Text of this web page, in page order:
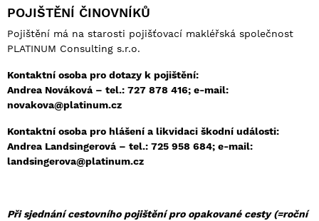
POJIŠTĚNÍ ČINOVNÍKŮ
Pojištění má na starosti pojišťovací makléřská společnost
PLATINUM Consulting s.r.o.
Kontaktní osoba pro dotazy k pojištění:
Andrea Nováková – tel.: 727 878 416; e-mail:
novakova@platinum.cz
Kontaktní osoba pro hlášení a likvidaci škodní události:
Andrea Landsingerová – tel.: 725 958 684; e-mail:
landsingerova@platinum.cz
Při sjednání cestovního pojištění pro opakované cesty (=roční